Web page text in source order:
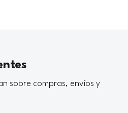
sobre compras, envíos y